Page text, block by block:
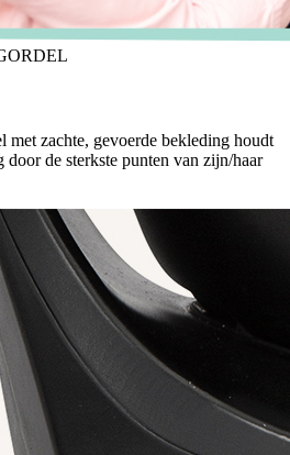
met zachte, gevoerde bekleding houdt
de sterkste punten van zijn/haar